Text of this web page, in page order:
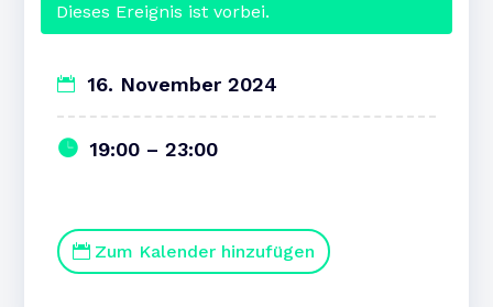
Dieses Ereignis ist vorbei.
16. November 2024
19:00 – 23:00
Zum Kalender hinzufügen